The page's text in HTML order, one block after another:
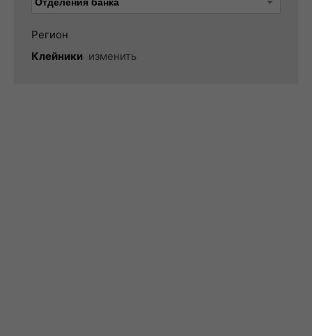
Регион
Клейники изменить